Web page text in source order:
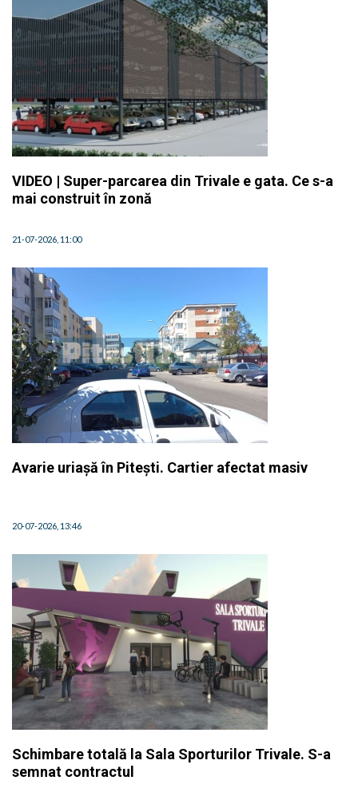
VIDEO | Super-parcarea din Trivale e gata. Ce s-a
mai construit în zonă
21-07-2026, 11:00
Avarie uriașă în Pitești. Cartier afectat masiv
20-07-2026, 13:46
Schimbare totală la Sala Sporturilor Trivale. S-a
semnat contractul